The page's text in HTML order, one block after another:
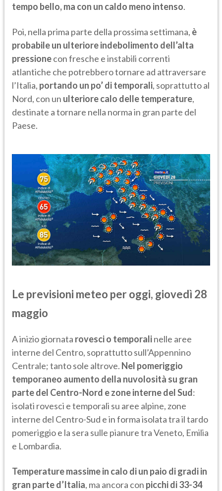
tempo bello, ma con un caldo meno intenso.
Poi, nella prima parte della prossima settimana, è
probabile un ulteriore indebolimento dell’alta
pressionecon fresche e instabili correnti
atlantiche che potrebbero tornare ad attraversare
l’Italia, portando un po’ di temporali, soprattutto al
Nord, con un ulteriore calo delle temperature,
destinate a tornare nella norma in gran parte del
Paese.
Le previsioni meteo per oggi, giovedì 28
maggio
A inizio giornata rovesci o temporalinelle aree
interne del Centro, soprattutto sull’Appennino
Centrale; tanto sole altrove. Nel pomeriggio
temporaneo aumento della nuvolosità su gran
parte del Centro-Nord e zone interne del Sud:
isolati rovesci e temporali su aree alpine, zone
interne del Centro-Sud e in forma isolata tra il tardo
pomeriggio e la sera sulle pianure tra Veneto, Emilia
e Lombardia.
Temperature massime in calo di un paio di gradi in
gran parte d’Italia, ma ancora con picchi di 33-34